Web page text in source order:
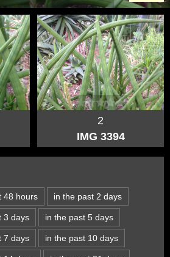
2
IMG 3394
48 hours in the past 2 days
3 days in the past 5 days
7 days in the past 10 days